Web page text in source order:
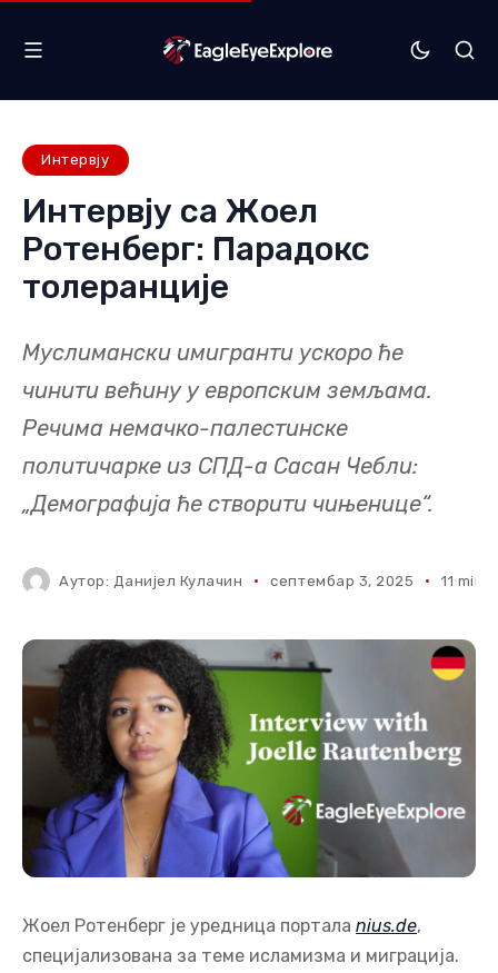
Интервју
Интервју са Жоел
Ротенберг: Парадокс
толеранције
Муслимански имигранти ускоро ће
чинити већину у европским земљама.
Речима немачко-палестинске
политичарке из СПД-а Сасан Чебли:
„Демографија ће створити чињенице“.
Аутор: Данијел Кулачин септембар 3, 2025 11
Жоел Ротенберг је уредница портала nius.de,
специјализована за теме исламизма и миграција.